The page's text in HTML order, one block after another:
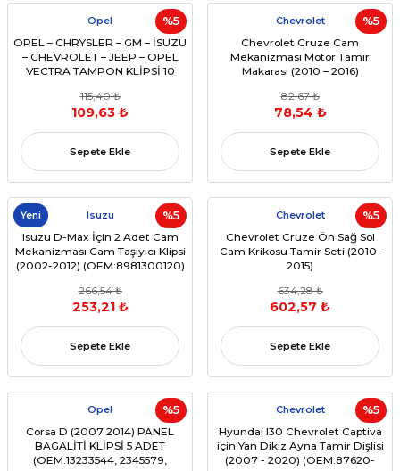
%5
Opel
OPEL – CHRYSLER – GM – İSUZU
– CHEVROLET – JEEP – OPEL
VECTRA TAMPON KLİPSİ 10
115,40 ₺
109,63 ₺
Sepete Ekle
%5
Chevrolet
Chevrolet Cruze Cam
Mekanizması Motor Tamir
Makarası (2010 – 2016)
95226746)
82,67 ₺
78,54 ₺
Sepete Ekle
%5
Yeni Isuzu
Isuzu D-Max İçin 2 Adet Cam
Mekanizması Cam Taşıyıcı Klipsi
(2002-2012) (OEM:8981300120)
266,54 ₺
253,21 ₺
Sepete Ekle
%5
Chevrolet
Chevrolet Cruze Ön Sağ Sol
Cam Krikosu Tamir Seti (2010-
2015)
634,28 ₺
602,57 ₺
Sepete Ekle
%5
Opel
Corsa D (2007 2014) PANEL
BAGALİTİ KLİPSİ 5 ADET
(OEM:13233544, 2345579,
%5
Chevrolet
Hyundai I30 Chevrolet Captiva
için Yan Dikiz Ayna Tamir Dişlisi
(2007 - 2020) (OEM:87620-